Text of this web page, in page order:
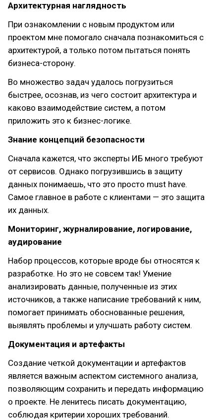
Архитектурная наглядность
При ознакомлении с новым продуктом или
проектом мне помогало сначала познакомиться с
архитектурой, а только потом пытаться понять
бизнеса-сторону.
Во множество задач удалось погрузиться
быстрее, осознав, из чего состоит архитектура и
каково взаимодействие систем, а потом
приложить это к бизнес-логике.
Знание концепций безопасности
Сначала кажется, что эксперты ИБ много требуют
от сервисов. Однако погрузившись в защиту
данных понимаешь, что это просто must have.
Самое главное в работе с клиентами — это защита
их данных.
Мониторинг, журналирование, логирование,
аудирование
Набор процессов, которые вроде бы относятся к
разработке. Но это не совсем так! Умение
анализировать данные, полученные из этих
источников, а также написание требований к ним,
помогает принимать обоснованные решения,
выявлять проблемы и улучшать работу систем.
Документация и артефакты
Создание четкой документации и артефактов
является важным аспектом системного анализа,
позволяющим сохранить и передать информацию
о проекте. Не ленитесь писать документацию,
соблюдая критерии хороших требований.